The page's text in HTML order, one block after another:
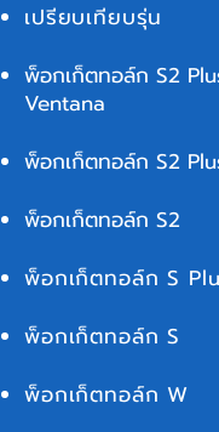
เปรียบเทียบรุ่น
พ็อกเก็ตทอล์ก S2
Ventana
พ็อกเก็ตทอล์ก S2
พ็อกเก็ตทอล์ก S2
พ็อกเก็ตทอล์ก S
พ็อกเก็ตทอล์ก S
พ็อกเก็ตทอล์ก W